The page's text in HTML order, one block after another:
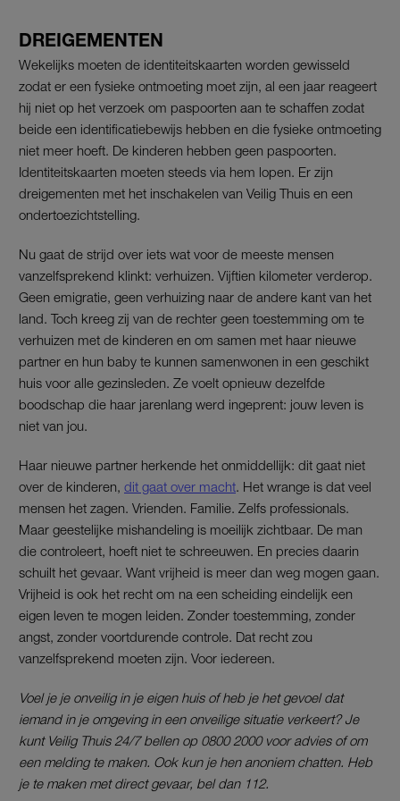
DREIGEMENTEN
Wekelijks moeten de identiteitskaarten worden gewisseld
zodat er een fysieke ontmoeting moet zijn, al een jaar reageert
hij niet op het verzoek om paspoorten aan te schaffen zodat
beide een identificatiebewijs hebben en die fysieke ontmoeting
niet meer hoeft. De kinderen hebben geen paspoorten.
Identiteitskaarten moeten steeds via hem lopen. Er zijn
dreigementen met het inschakelen van Veilig Thuis en een
ondertoezichtstelling.
Nu gaat de strijd over iets wat voor de meeste mensen
vanzelfsprekend klinkt: verhuizen. Vijftien kilometer verderop.
Geen emigratie, geen verhuizing naar de andere kant van het
land. Toch kreeg zij van de rechter geen toestemming om te
verhuizen met de kinderen en om samen met haar nieuwe
partner en hun baby te kunnen samenwonen in een geschikt
huis voor alle gezinsleden. Ze voelt opnieuw dezelfde
boodschap die haar jarenlang werd ingeprent: jouw leven is
niet van jou.
Haar nieuwe partner herkende het onmiddellijk: dit gaat niet
over de kinderen, dit gaat over macht. Het wrange is dat veel
mensen het zagen. Vrienden. Familie. Zelfs professionals.
Maar geestelijke mishandeling is moeilijk zichtbaar. De man
die controleert, hoeft niet te schreeuwen. En precies daarin
schuilt het gevaar. Want vrijheid is meer dan weg mogen gaan.
Vrijheid is ook het recht om na een scheiding eindelijk een
eigen leven te mogen leiden. Zonder toestemming, zonder
angst, zonder voortdurende controle. Dat recht zou
vanzelfsprekend moeten zijn. Voor iedereen.
Voel je je onveilig in je eigen huis of heb je het gevoel dat
iemand in je omgeving in een onveilige situatie verkeert? Je
kunt Veilig Thuis 24/7 bellen op 0800 2000 voor advies of om
een melding te maken. Ook kun je hen anoniem chatten. Heb
je te maken met direct gevaar, bel dan 112.